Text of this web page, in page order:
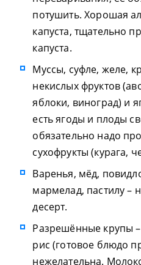
потушить. Хорошая
капуста, тщательно
капуста.
Муссы, суфле, желе,
некислых фруктов
яблоки, виноград) и
есть ягоды и плоды
обязательно надо
сухофрукты (курага,
Варенья, мёд,
мармелад, пастилу –
десерт.
Разрешённые крупы
рис (готовое блюдо
нежелательна.